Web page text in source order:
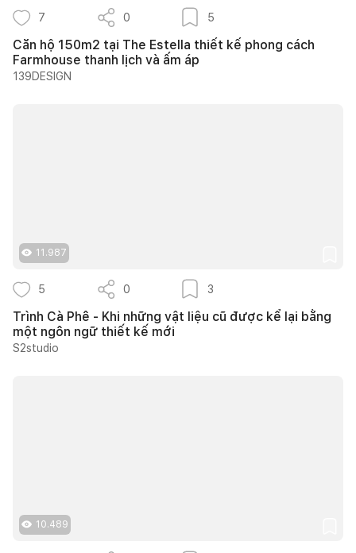
7 0 5
Căn hộ 150m2 tại The Estella thiết kế phong cách
Farmhouse thanh lịch và ấm áp
139DESIGN
11.987
5 0 3
Trình Cà Phê - Khi những vật liệu cũ được kể lại bằng
một ngôn ngữ thiết kế mới
S2studio
10.489